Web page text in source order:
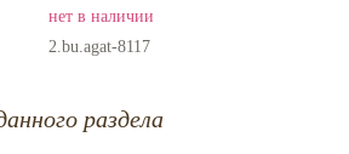
нет в наличии
2.bu.agat-8117
раздела